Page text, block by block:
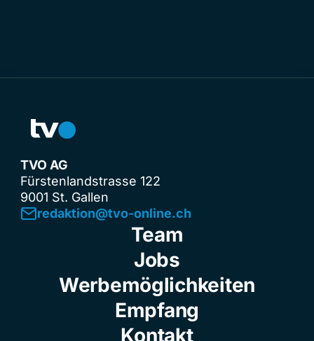
TVO AG
Fürstenlandstrasse 122
9001 St. Gallen
redaktion@tvo-online.ch
Team
Jobs
Werbemöglichkeiten
Empfang
Kontakt